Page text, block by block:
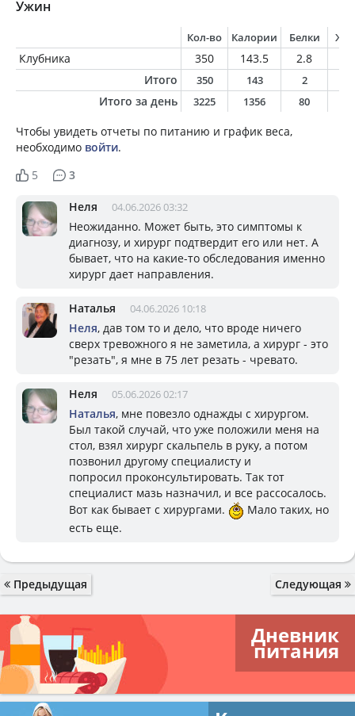
Ужин
Кол-во Калории Белки
Клубника 350 143.5 2.8
Итого
350 143 2
Итого за день 3225 1356 80
Чтобы увидеть отчеты по питанию и график веса,
необходимо войти.
5
3
Неля 04.06.2026 03:32
Неожиданно. Может быть, это симптомы к
диагнозу, и хирург подтвердит его или нет. А
бывает, что на какие-то обследования именно
хирург дает направления.
Наталья 04.06.2026 10:18
Неля, дав том то и дело, что вроде ничего
сверх тревожного я не заметила, а хирург - это
"резать", я мне в 75 лет резать - чревато.
Неля 05.06.2026 02:17
Наталья, мне повезло однажды с хирургом.
Был такой случай, что уже положили меня на
стол, взял хирург скальпель в руку, а потом
позвонил другому специалисту и
попросил проконсультировать. Так тот
специалист мазь назначил, и все рассосалось.
Вот как бывает с хирургами.
Мало таких, но
есть еще.
Предыдущая Следующая
Дневник
питания